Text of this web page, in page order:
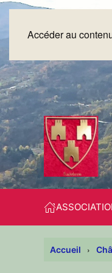
Accéder au
Accueil